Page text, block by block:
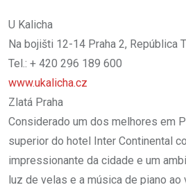
U Kalicha
Na bojišti 12-14 Praha 2, República
Tel.: + 420 296 189 600
www.ukalicha.cz
Zlatá Praha
Considerado um dos melhores em
superior do hotel Inter Continental
impressionante da cidade e um
luz de velas e a música de piano